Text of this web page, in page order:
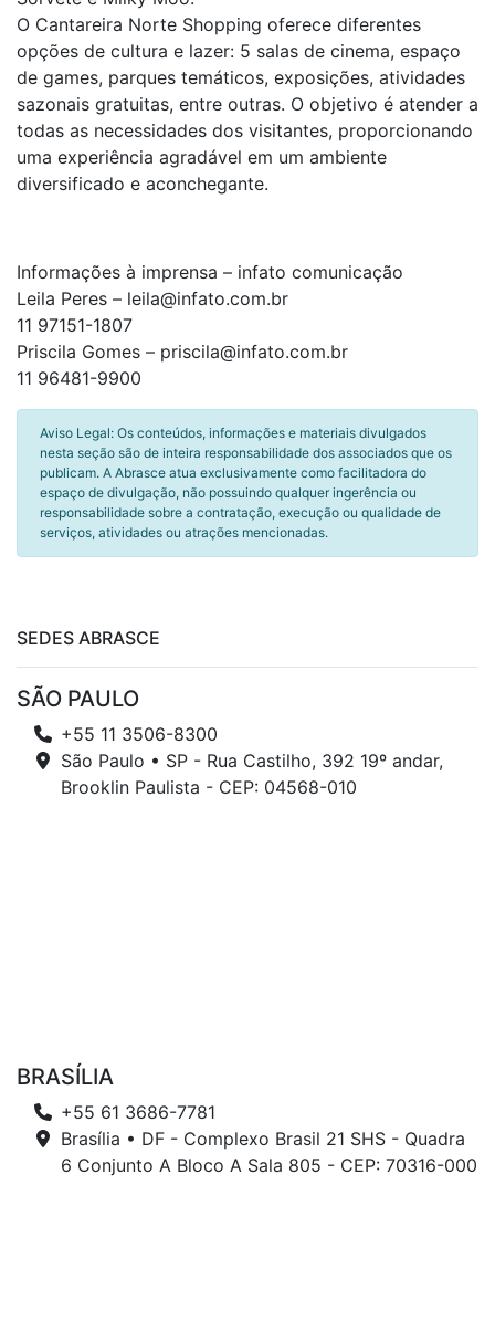
O Cantareira Norte Shopping oferece diferentes
opções de cultura e lazer: 5 salas de cinema, espaço
de games, parques temáticos, exposições, atividades
sazonais gratuitas, entre outras. O objetivo é atender a
todas as necessidades dos visitantes, proporcionando
uma experiência agradável em um ambiente
diversificado e aconchegante.
Informações à imprensa – infato comunicação
Leila Peres – leila@infato.com.br
11 97151-1807
Priscila Gomes – priscila@infato.com.br
11 96481-9900
Aviso Legal: Os conteúdos, informações e materiais divulgados
nesta seção são de inteira responsabilidade dos associados que os
publicam. A Abrasce atua exclusivamente como facilitadora do
espaço de divulgação, não possuindo qualquer ingerência ou
responsabilidade sobre a contratação, execução ou qualidade de
serviços, atividades ou atrações mencionadas.
SEDES ABRASCE
SÃO PAULO
+55 11 3506-8300
São Paulo • SP - Rua Castilho, 392 19º andar,
Brooklin Paulista - CEP: 04568-010
BRASÍLIA
+55 61 3686-7781
Brasília • DF - Complexo Brasil 21 SHS - Quadra
6 Conjunto A Bloco A Sala 805 - CEP: 70316-000